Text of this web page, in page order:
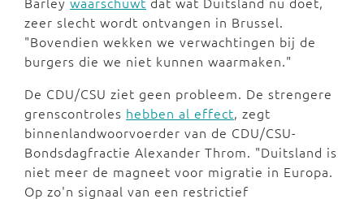
zeer slecht wordt ontvangen in Brussel.
"Bovendien wekken we verwachtingen bij de
burgers die we niet kunnen waarmaken."
De CDU/CSU ziet geen probleem. De strengere
grenscontroles hebben al effect, zegt
binnenlandwoorvoerder van de CDU/CSU-
Bondsdagfractie Alexander Throm. "Duitsland is
niet meer de magneet voor migratie in Europa.
Op zo'n signaal van een restrictief